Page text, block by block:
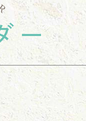
くお願いいたし
ー